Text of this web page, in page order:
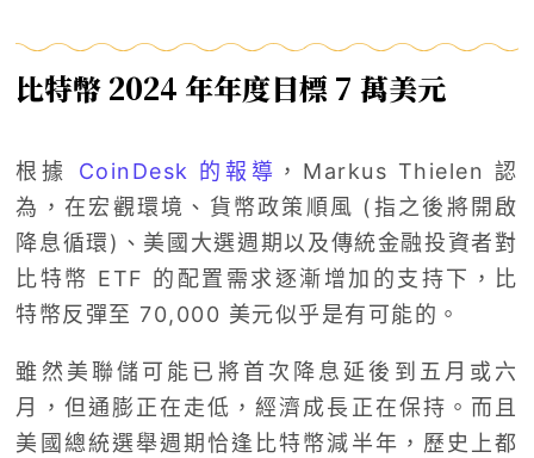
比特幣 2024 年年度目標 7 萬美元
根據 CoinDesk 的報導 ，Markus Thielen 認
為，在宏觀環境、貨幣政策順風 (指之後將開啟
降息循環)、美國大選週期以及傳統金融投資者對
比特幣 ETF 的配置需求逐漸增加的支持下，比
特幣反彈至 70,000 美元似乎是有可能的。
雖然美聯儲可能已將首次降息延後到五月或六
月，但通膨正在走低，經濟成長正在保持。而且
美國總統選舉週期恰逢比特幣減半年，歷史上都